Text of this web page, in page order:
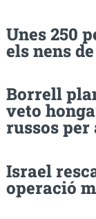
Unes 250
els nens
Borrell
veto
russos per
Israel
operació